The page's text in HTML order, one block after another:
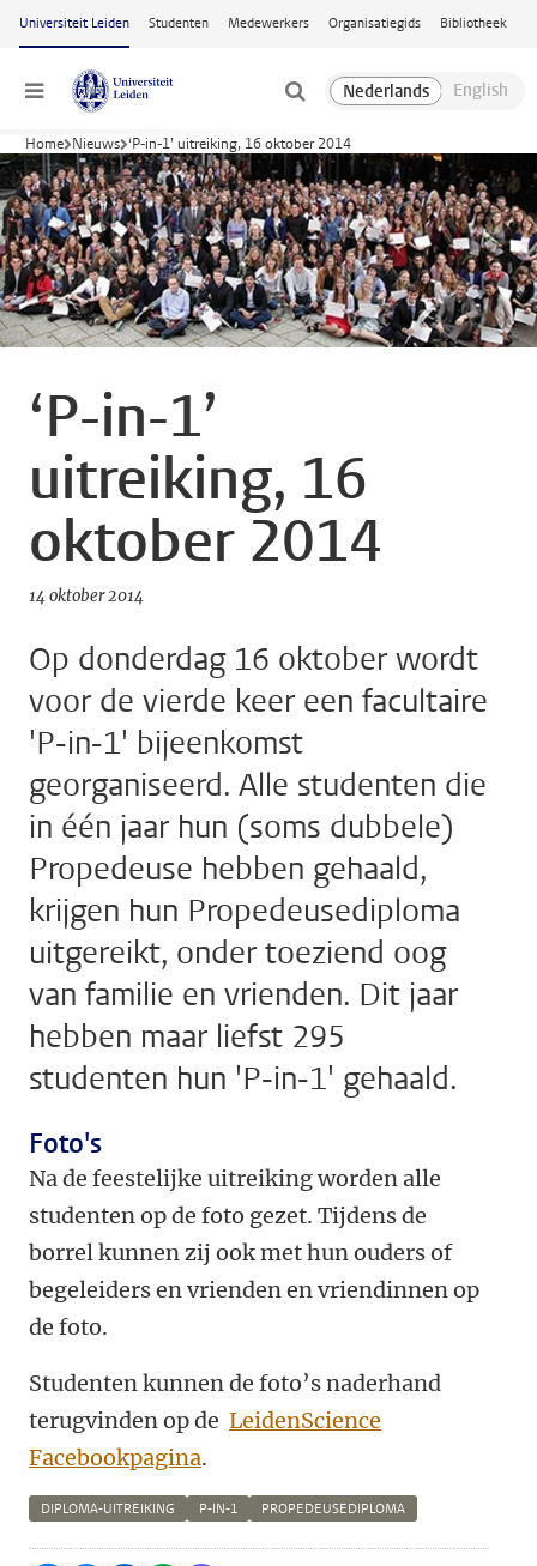
Ga naar hoofdinhoud
Universiteit Leiden Studenten Medewerkers Organisatiegids Bibliotheek
Menu
Home Nieuws ‘P-in-1’ uitreiking, 16 oktober 2014
‘P-in-1’
uitreiking, 16
oktober 2014
14 oktober 2014
Op donderdag 16 oktober wordt
voor de vierde keer een facultaire
'P-in-1' bijeenkomst
georganiseerd. Alle studenten die
in één jaar hun (soms dubbele)
Propedeuse hebben gehaald,
krijgen hun Propedeusediploma
uitgereikt, onder toeziend oog
van familie en vrienden. Dit jaar
hebben maar liefst 295
studenten hun 'P-in-1' gehaald.
Foto's
Na de feestelijke uitreiking worden alle
studenten op de foto gezet. Tijdens de
borrel kunnen zij ook met hun ouders of
begeleiders en vrienden en vriendinnen op
de foto.
Studenten kunnen de foto’s naderhand
terugvinden op de LeidenScience
Facebookpagina.
DIPLOMA-UITREIKING P-IN-1 PROPEDEUSEDIPLOMA